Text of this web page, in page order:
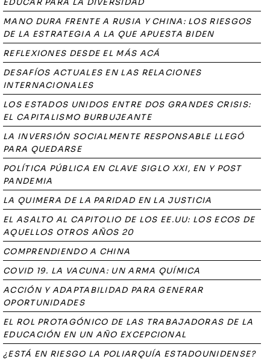
EDUCAR PARA LA DIVERSIDAD
MANO DURA FRENTE A RUSIA Y CHINA: LOS RIESGOS
DE LA ESTRATEGIA A LA QUE APUESTA BIDEN
REFLEXIONES DESDE EL MÁS ACÁ
DESAFÍOS ACTUALES EN LAS RELACIONES
INTERNACIONALES
LOS ESTADOS UNIDOS ENTRE DOS GRANDES CRISIS:
EL CAPITALISMO BURBUJEANTE
LA INVERSIÓN SOCIALMENTE RESPONSABLE LLEGÓ
PARA QUEDARSE
POLÍTICA PÚBLICA EN CLAVE SIGLO XXI, EN Y POST
PANDEMIA
LA QUIMERA DE LA PARIDAD EN LA JUSTICIA
EL ASALTO AL CAPITOLIO DE LOS EE.UU: LOS ECOS DE
AQUELLOS OTROS AÑOS 20
COMPRENDIENDO A CHINA
COVID 19. LA VACUNA: UN ARMA QUÍMICA
ACCIÓN Y ADAPTABILIDAD PARA GENERAR
OPORTUNIDADES
EL ROL PROTAGÓNICO DE LAS TRABAJADORAS DE LA
EDUCACIÓN EN UN AÑO EXCEPCIONAL
¿ESTÁ EN RIESGO LA POLIARQUÍA ESTADOUNIDENSE?